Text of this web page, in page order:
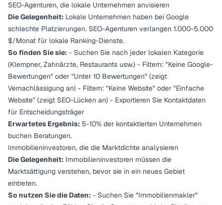
SEO-Agenturen, die lokale Unternehmen anvisieren
Die Gelegenheit: Lokale Unternehmen haben bei Google
schlechte Platzierungen. SEO-Agenturen verlangen 1.000-5.000
$/Monat für lokale Ranking-Dienste.
So finden Sie sie: - Suchen Sie nach jeder lokalen Kategorie
(Klempner, Zahnärzte, Restaurants usw.) - Filtern: "Keine Google-
Bewertungen" oder "Unter 10 Bewertungen" (zeigt
Vernachlässigung an) - Filtern: "Keine Website" oder "Einfache
Website" (zeigt SEO-Lücken an) - Exportieren Sie Kontaktdaten
für Entscheidungsträger
Erwartetes Ergebnis: 5-10% der kontaktierten Unternehmen
buchen Beratungen.
Immobilieninvestoren, die die Marktdichte analysieren
Die Gelegenheit: Immobilieninvestoren müssen die
Marktsättigung verstehen, bevor sie in ein neues Gebiet
eintreten.
So nutzen Sie die Daten: - Suchen Sie "Immobilienmakler"